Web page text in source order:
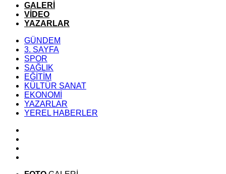
GALERİ
VİDEO
YAZARLAR
GÜNDEM
3. SAYFA
SPOR
SAĞLIK
EĞİTİM
KÜLTÜR SANAT
EKONOMİ
YAZARLAR
YEREL HABERLER